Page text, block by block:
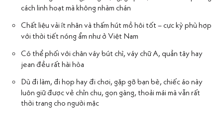
cách linh hoạt mà không nhàm chán
Chất liệu vải ít nhăn và thấm hút mồ hôi tốt – cực kỳ phù hợp
với thời tiết nóng ẩm như ở Việt Nam
Có thể phối với chân váy bút chì, váy chữ A, quần tây hay
jean đều rất hài hòa
Dù đi làm, đi họp hay đi chơi, gặp gỡ bạn bè, chiếc áo này
luôn giữ được vẻ chỉn chu, gọn gàng, thoải mái mà vẫn rất
thời trang cho người mặc